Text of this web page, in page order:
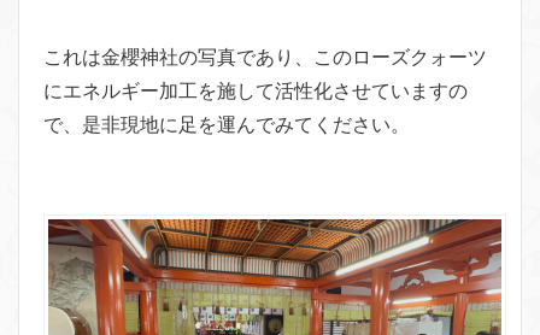
これは金櫻神社の写真であり、このローズクォーツ
にエネルギー加工を施して活性化させていますの
で、是非現地に足を運んでみてください。